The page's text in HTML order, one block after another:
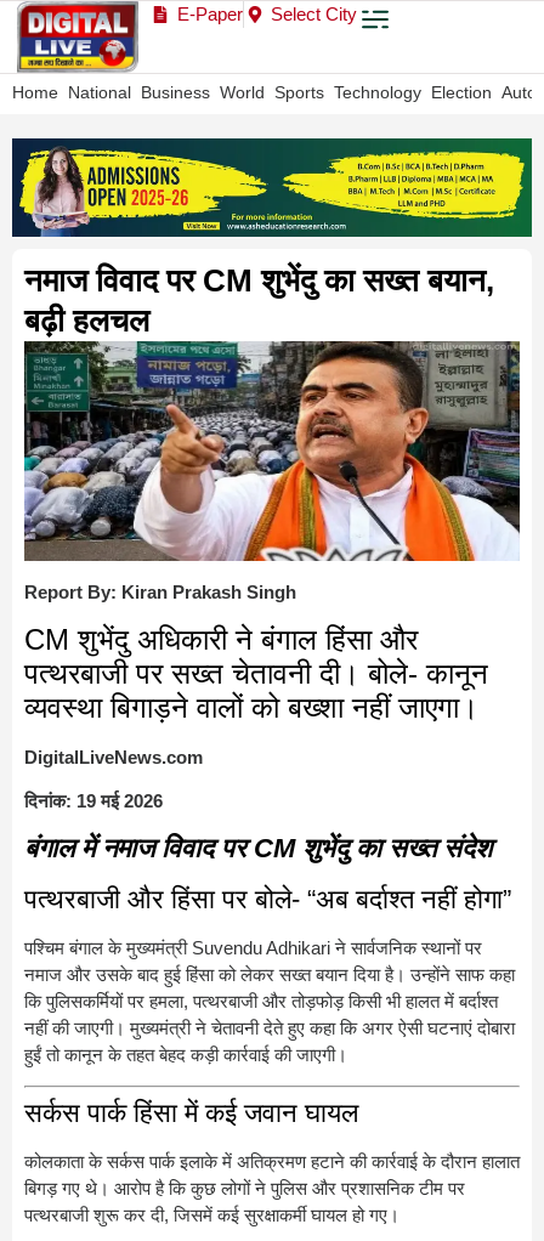
E-Paper Select City
Home National Business World Sports Technology Election Auto
नमाज विवाद पर CM शुभेंदु का सख्त बयान,
बढ़ी हलचल
Report By: Kiran Prakash Singh
CM शुभेंदु अधिकारी ने बंगाल हिंसा और
पत्थरबाजी पर सख्त चेतावनी दी। बोले- कानून
व्यवस्था बिगाड़ने वालों को बख्शा नहीं जाएगा।
DigitalLiveNews.com
दिनांक: 19 मई 2026
बंगाल में नमाज विवाद पर CM शुभेंदु का सख्त संदेश
पत्थरबाजी और हिंसा पर बोले- “अब बर्दाश्त नहीं होगा”
पश्चिम बंगाल के मुख्यमंत्री Suvendu Adhikariने सार्वजनिक स्थानों पर
नमाज और उसके बाद हुई हिंसा को लेकर सख्त बयान दिया है। उन्होंने साफ कहा
कि पुलिसकर्मियों पर हमला, पत्थरबाजी और तोड़फोड़ किसी भी हालत में बर्दाश्त
नहीं की जाएगी। मुख्यमंत्री ने चेतावनी देते हुए कहा कि अगर ऐसी घटनाएं दोबारा
हुईं तो कानून के तहत बेहद कड़ी कार्रवाई की जाएगी।
सर्कस पार्क हिंसा में कई जवान घायल
कोलकाता के सर्कस पार्क इलाके में अतिक्रमण हटाने की कार्रवाई के दौरान हालात
बिगड़ गए थे। आरोप है कि कुछ लोगों ने पुलिस और प्रशासनिक टीम पर
पत्थरबाजी शुरू कर दी, जिसमें कई सुरक्षाकर्मी घायल हो गए।